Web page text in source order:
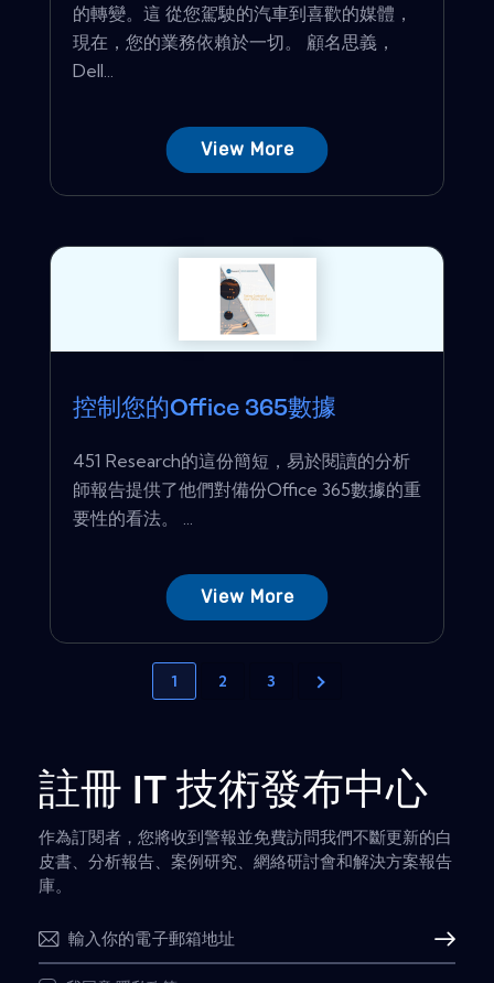
的轉變。這 從您駕駛的汽車到喜歡的媒體，
現在，您的業務依賴於一切。 顧名思義，
Dell...
View More
控制您的Office 365數據
451 Research的這份簡短，易於閱讀的分析
師報告提供了他們對備份Office 365數據的重
要性的看法。 ...
View More
1 2 3
註冊 IT 技術發布中心
作為訂閱者，您將收到警報並免費訪問我們不斷更新的白
皮書、分析報告、案例研究、網絡研討會和解決方案報告
庫。
Subscribe